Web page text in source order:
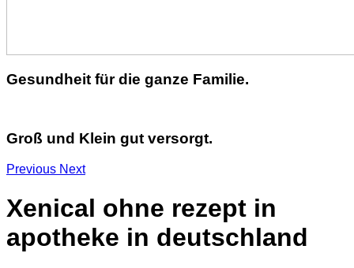
Gesundheit für die ganze Familie.
Groß und Klein gut versorgt.
Previous Next
Xenical ohne rezept in
apotheke in deutschland